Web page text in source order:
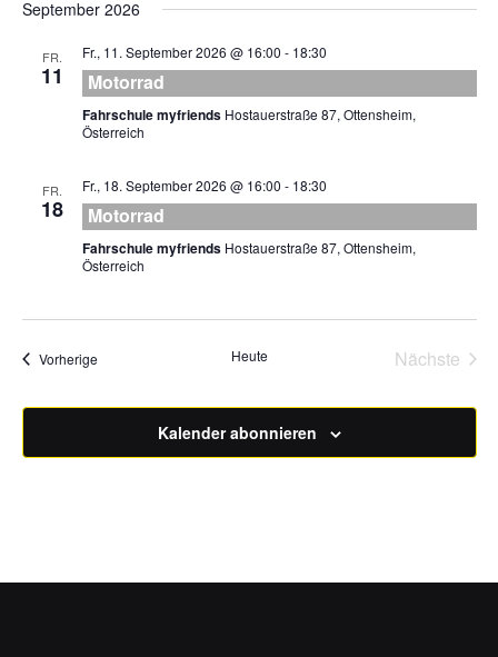
wählen.
September 2026
FR.
11
Fr., 11. September 2026 @ 16:00 - 18:30
Motorrad
Fahrschule myfriends Hostauerstraße 87, Ottensheim,
Österreich
FR.
18
Fr., 18. September 2026 @ 16:00 - 18:30
Motorrad
Fahrschule myfriends Hostauerstraße 87, Ottensheim,
Österreich
VorherigeVeranstaltungen Heute
Nächste
Kalender abonnieren